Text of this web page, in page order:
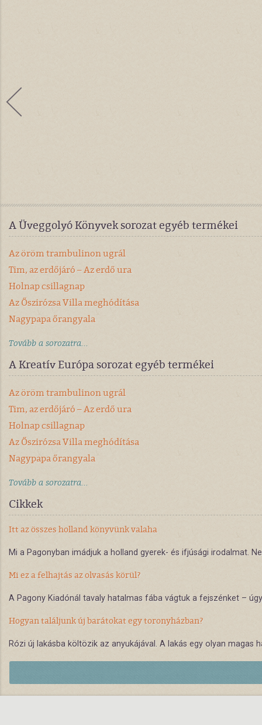
A Üveggolyó Könyvek sorozat egyéb termékei
Az öröm trambulinon ugrál
Tim, az erdőjáró – Az erdő ura
Holnap csillagnap
Az Őszirózsa Villa meghódítása
Nagypapa őrangyala
Tovább a sorozatra...
A Kreatív Európa sorozat egyéb termékei
Az öröm trambulinon ugrál
Tim, az erdőjáró – Az erdő ura
Holnap csillagnap
Az Őszirózsa Villa meghódítása
Nagypapa őrangyala
Tovább a sorozatra...
Cikkek
Itt az összes holland könyvünk valaha
Mi a Pagonyban imádjuk a holland gyerek- és ifjúsági irodalmat.
Mi ez a felhajtás az olvasás körül?
A Pagony Kiadónál tavaly hatalmas fába vágtuk a fejszénket –
Hogyan találjunk új barátokat egy toronyházban?
Rózi új lakásba költözik az anyukájával. A lakás egy olyan